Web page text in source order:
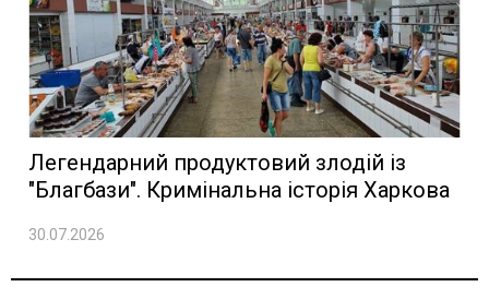
Легендарний продуктовий злодій із
"Благбази". Кримінальна історія Харкова
30.07.2026